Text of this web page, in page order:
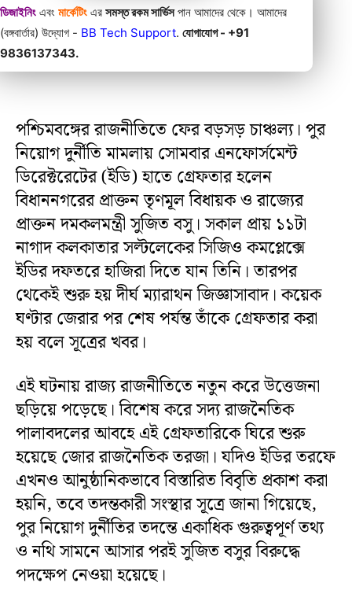
ডিজাইনিং এবং মার্কেটিং এর সমস্ত রকম সার্ভিসপান আমাদের থেকে। আমাদের
(বঙ্গবার্তার) উদ্যোগ - BB Tech Support. যোগাযোগ - +91
9836137343.
পশ্চিমবঙ্গের রাজনীতিতে ফের বড়সড় চাঞ্চল্য। পুর
নিয়োগ দুর্নীতি মামলায় সোমবার এনফোর্সমেন্ট
ডিরেক্টরেটের (ইডি) হাতে গ্রেফতার হলেন
বিধাননগরের প্রাক্তন তৃণমূল বিধায়ক ও রাজ্যের
প্রাক্তন দমকলমন্ত্রী সুজিত বসু। সকাল প্রায় ১১টা
নাগাদ কলকাতার সল্টলেকের সিজিও কমপ্লেক্সে
ইডির দফতরে হাজিরা দিতে যান তিনি। তারপর
থেকেই শুরু হয় দীর্ঘ ম্যারাথন জিজ্ঞাসাবাদ। কয়েক
ঘণ্টার জেরার পর শেষ পর্যন্ত তাঁকে গ্রেফতার করা
হয় বলে সূত্রের খবর।
এই ঘটনায় রাজ্য রাজনীতিতে নতুন করে উত্তেজনা
ছড়িয়ে পড়েছে। বিশেষ করে সদ্য রাজনৈতিক
পালাবদলের আবহে এই গ্রেফতারিকে ঘিরে শুরু
হয়েছে জোর রাজনৈতিক তরজা। যদিও ইডির তরফে
এখনও আনুষ্ঠানিকভাবে বিস্তারিত বিবৃতি প্রকাশ করা
হয়নি, তবে তদন্তকারী সংস্থার সূত্রে জানা গিয়েছে,
পুর নিয়োগ দুর্নীতির তদন্তে একাধিক গুরুত্বপূর্ণ তথ্য
ও নথি সামনে আসার পরই সুজিত বসুর বিরুদ্ধে
পদক্ষেপ নেওয়া হয়েছে।